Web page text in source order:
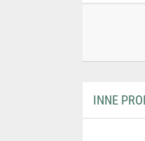
INNE